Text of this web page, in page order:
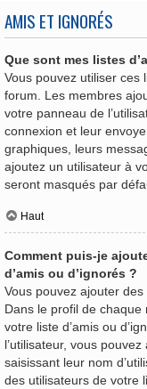
AMIS ET IGNORÉS
Que sont mes listes
Vous pouvez utiliser ces
forum. Les membres
votre panneau de
connexion et leur
graphiques, leurs
ajoutez un utilisateur à
seront masqués par
Haut
Comment puis-je
d’amis ou d’ignorés ?
Vous pouvez ajouter
Dans le profil de chaque
votre liste d’amis ou
l’utilisateur, vous
saisissant leur nom
des utilisateurs de votre